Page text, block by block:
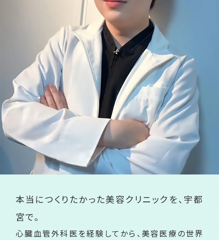
本当につくりたかった美容クリニックを、 宇都
宮で。
心臓血管外科医を経験してから、美容医療の世界